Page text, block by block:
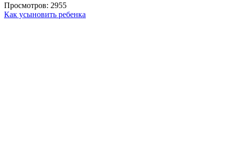
Просмотров: 2955
Как усыновить ребенка